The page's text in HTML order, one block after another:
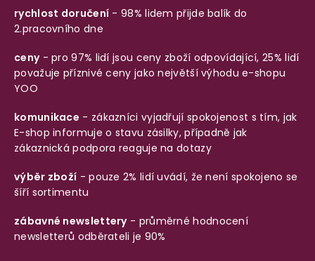
rychlost doručení - 98% lidem přijde balík do
2.pracovního dne
ceny- pro 97% lidí jsou ceny zboží odpovídající, 25% lidí
považuje příznivé ceny jako největší výhodu e-shopu
YOO
komunikace - zákazníci vyjadřují spokojenost s tím, jak
E-shop informuje o stavu zásilky, případně jak
zákaznická podpora reaguje na dotazy
výběr zboží - pouze 2% lidí uvádí, že není spokojeno se
šíří sortimentu
zábavné newslettery- průměrné hodnocení
newsletterů odběrateli je 90%